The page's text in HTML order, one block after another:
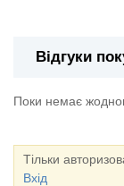
Відгуки
Поки немає
Тільки
Вхід